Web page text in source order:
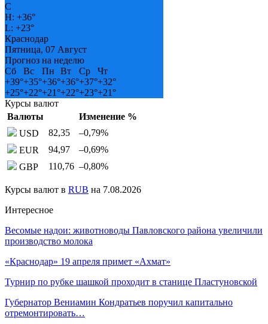
C
H: +36°
L: +23°
Краснодар
Пятница, 07 Август
Прогноз на неделю
Сб
Вс Пн Вт Ср
Чт
+39°+35°+36°+36°+37°+32°
+25°+22°+21°+22°+23°+21°
Курсы валют
Валюты
Изменение %
USD
82,35 –0,79%
EUR
94,97 –0,69%
GBP
110,76 –0,80%
Курсы валют в RUB на 7.08.2026
Интересное
Весомые надои: животноводы Павловского района увеличили
производство молока
«Краснодар» 19 апреля примет «Ахмат»
Турнир по рубке шашкой проходит в станице Пластуновской
Губернатор Вениамин Кондратьев поручил капитально
отремонтировать…